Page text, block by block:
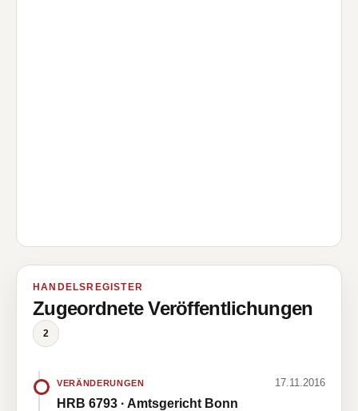
HANDELSREGISTER
Zugeordnete Veröffentlichungen
2
VERÄNDERUNGEN 17.11.2016
HRB 6793 · Amtsgericht Bonn